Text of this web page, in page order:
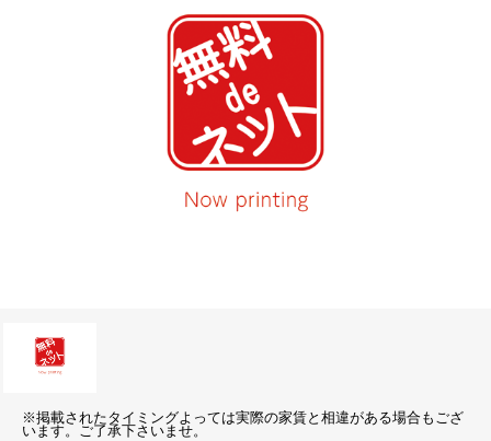
※掲載されたタイミングよっては実際の家賃と相違がある場合もござ
います。ご了承下さいませ。